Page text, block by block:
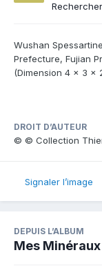
Wushan
Prefecture, Fujian
(Dimension 4 x 3 x
DROIT D’AUTEUR
© © Collection
Signaler l’image
DEPUIS L’ALBUM
Mes Minéraux